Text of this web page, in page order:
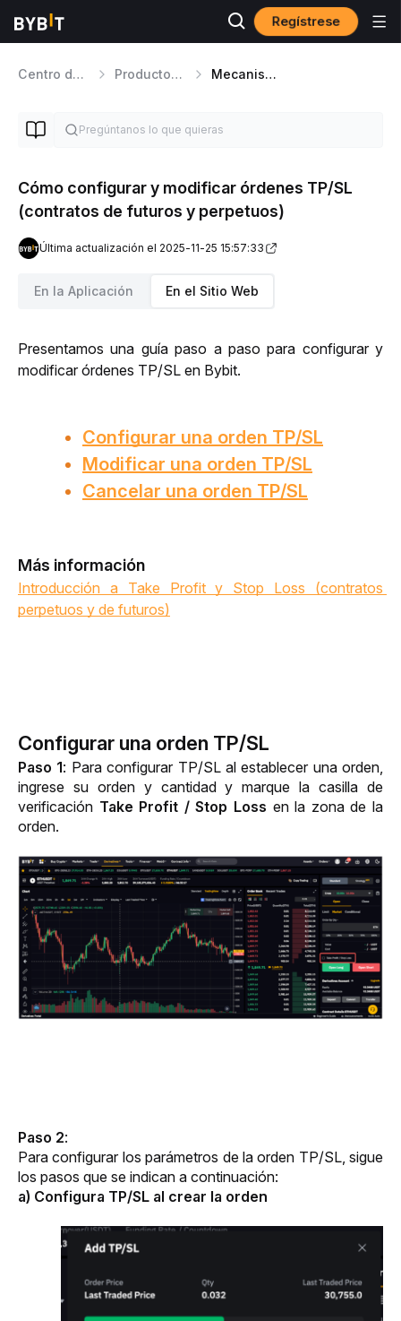
Regístrese
Centro de ayuda Productos de Trading Mecanismo de Trading de Futures
Cómo configurar y modificar órdenes TP/SL
(contratos de futuros y perpetuos)
Última actualización el 2025-11-25 15:57:33
En la Aplicación En el Sitio Web
Presentamos una guía paso a paso para configurar y
modificar órdenes TP/SL en Bybit.
Configurar una orden TP/SL
Modificar una orden TP/SL
Cancelar una orden TP/SL
Más información
Introducción a Take Profit y Stop Loss (contratos
perpetuos y de futuros)
Configurar una orden TP/SL
Paso 1: Para configurar TP/SL al establecer una orden,
ingrese su orden y cantidad y marque la casilla de
verificación Take Profit / Stop Loss en la zona de la
orden.
Paso 2:
Para configurar los parámetros de la orden TP/SL, sigue
los pasos que se indican a continuación:
a) Configura TP/SL al crear la orden